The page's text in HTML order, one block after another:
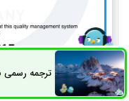
ترجمه رسمیراه های ارتباطی